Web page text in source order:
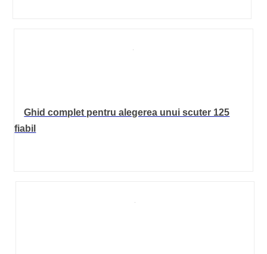
Ghid complet pentru alegerea unui scuter 125
fiabil